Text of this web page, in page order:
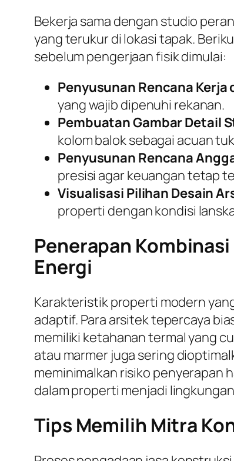
Bekerja sama dengan studio
yang terukur di lokasi tapak.
sebelum pengerjaan fisik dimulai:
Penyusunan Rencana Kerja
yang wajib dipenuhi rekanan.
Pembuatan Gambar Detail
kolom balok sebagai acuan
Penyusunan Rencana
presisi agar keuangan tetap
Visualisasi Pilihan Desain
properti dengan kondisi
Penerapan
Energi
Karakteristik properti modern
adaptif. Para arsitek tepercaya
memiliki ketahanan termal yang
atau marmer juga sering
meminimalkan risiko penyerapan
dalam properti menjadi
Tips Memilih Mitra